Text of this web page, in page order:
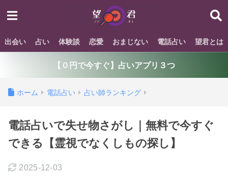
出会い 占い 体験談 恋愛 おまじない 電話占い 望君とは
【０円で今すぐ】占いアプリ３つ
ホーム 電話占い 占い師ランキング
電話占いで失せ物さがし｜無料で今すぐ
できる【霊視でなくしもの探し】
2025-12-03